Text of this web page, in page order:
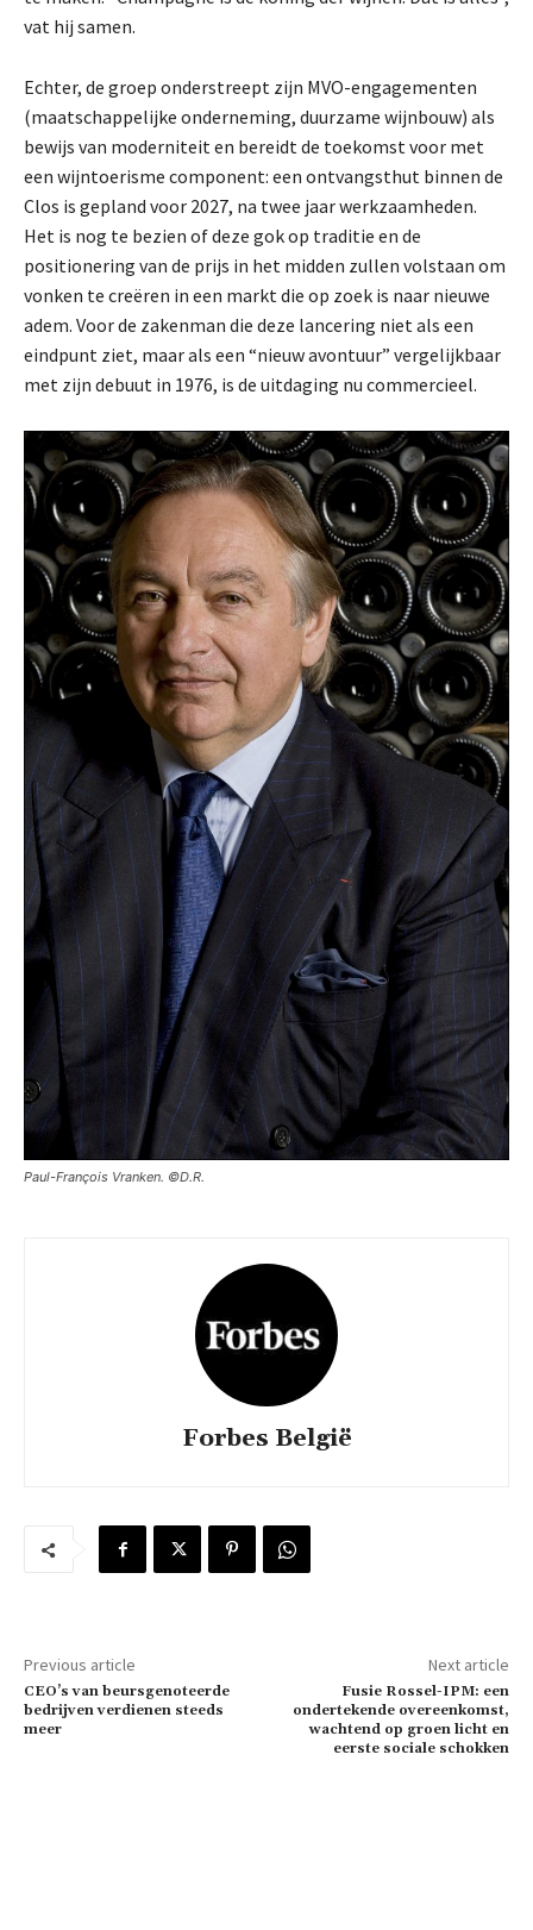
vat hij samen.
Echter, de groep onderstreept zijn MVO-engagementen
(maatschappelijke onderneming, duurzame wijnbouw) als
bewijs van moderniteit en bereidt de toekomst voor met
een wijntoerisme component: een ontvangsthut binnen de
Clos is gepland voor 2027, na twee jaar werkzaamheden.
Het is nog te bezien of deze gok op traditie en de
positionering van de prijs in het midden zullen volstaan om
vonken te creëren in een markt die op zoek is naar nieuwe
adem. Voor de zakenman die deze lancering niet als een
eindpunt ziet, maar als een “nieuw avontuur” vergelijkbaar
met zijn debuut in 1976, is de uitdaging nu commercieel.
Paul-François Vranken. ©D.R.
Forbes België
Previous article
CEO’s van beursgenoteerde
bedrijven verdienen steeds
meer
Next article
Fusie Rossel-IPM: een
ondertekende overeenkomst,
wachtend op groen licht en
eerste sociale schokken